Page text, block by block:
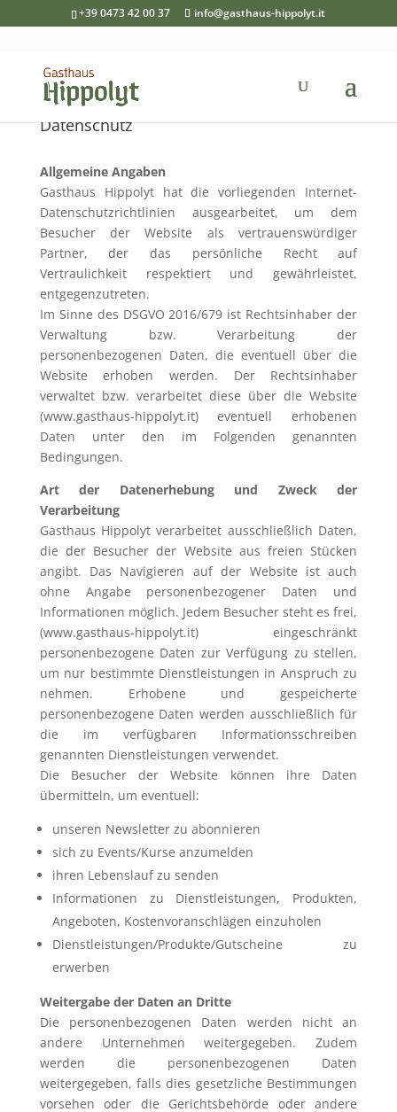
+39 0473 42 00 37 info@gasthaus-hippolyt.it
Datenschutz
Allgemeine Angaben
Gasthaus Hippolyt hat die vorliegenden Internet-
Datenschutzrichtlinien ausgearbeitet, um dem
Besucher der Website als vertrauenswürdiger
Partner, der das persönliche Recht auf
Vertraulichkeit respektiert und gewährleistet,
entgegenzutreten.
Im Sinne des DSGVO 2016/679 ist Rechtsinhaber der
Verwaltung bzw. Verarbeitung der
personenbezogenen Daten, die eventuell über die
Website erhoben werden. Der Rechtsinhaber
verwaltet bzw. verarbeitet diese über die Website
(www.gasthaus-hippolyt.it) eventuell erhobenen
Daten unter den im Folgenden genannten
Bedingungen.
Art der Datenerhebung und Zweck der
Verarbeitung
Gasthaus Hippolyt verarbeitet ausschließlich Daten,
die der Besucher der Website aus freien Stücken
angibt. Das Navigieren auf der Website ist auch
ohne Angabe personenbezogener Daten und
Informationen möglich. Jedem Besucher steht es frei,
(www.gasthaus-hippolyt.it) eingeschränkt
personenbezogene Daten zur Verfügung zu stellen,
um nur bestimmte Dienstleistungen in Anspruch zu
nehmen. Erhobene und gespeicherte
personenbezogene Daten werden ausschließlich für
die im verfügbaren Informationsschreiben
genannten Dienstleistungen verwendet.
Die Besucher der Website können ihre Daten
übermitteln, um eventuell:
unseren Newsletter zu abonnieren
sich zu Events/Kurse anzumelden
ihren Lebenslauf zu senden
Informationen zu Dienstleistungen, Produkten,
Angeboten, Kostenvoranschlägen einzuholen
Dienstleistungen/Produkte/Gutscheine zu
erwerben
Weitergabe der Daten an Dritte
Die personenbezogenen Daten werden nicht an
andere Unternehmen weitergegeben. Zudem
werden die personenbezogenen Daten
weitergegeben, falls dies gesetzliche Bestimmungen
vorsehen oder die Gerichtsbehörde oder andere